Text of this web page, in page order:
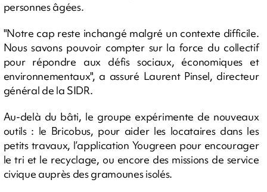
personnes âgées.
"Notre cap reste inchangé malgré un contexte difficile.
Nous savons pouvoir compter sur la force du collectif
pour répondre aux défis sociaux, économiques et
environnementaux", a assuré Laurent Pinsel, directeur
général de la SIDR.
Au-delà du bâti, le groupe expérimente de nouveaux
outils : le Bricobus, pour aider les locataires dans les
petits travaux, l’application Yougreen pour encourager
le tri et le recyclage, ou encore des missions de service
civique auprès des gramounes isolés.